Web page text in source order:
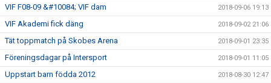
VIF F08-09 &#10084; VIF dam 2018-09-06 19:13
VIF Akademi fick däng 2018-09-02 21:06
Tät toppmatch på Skobes Arena 2018-09-01 23:35
Föreningsdagar på Intersport 2018-09-01 11:05
Uppstart barn födda 2012 2018-08-30 12:47